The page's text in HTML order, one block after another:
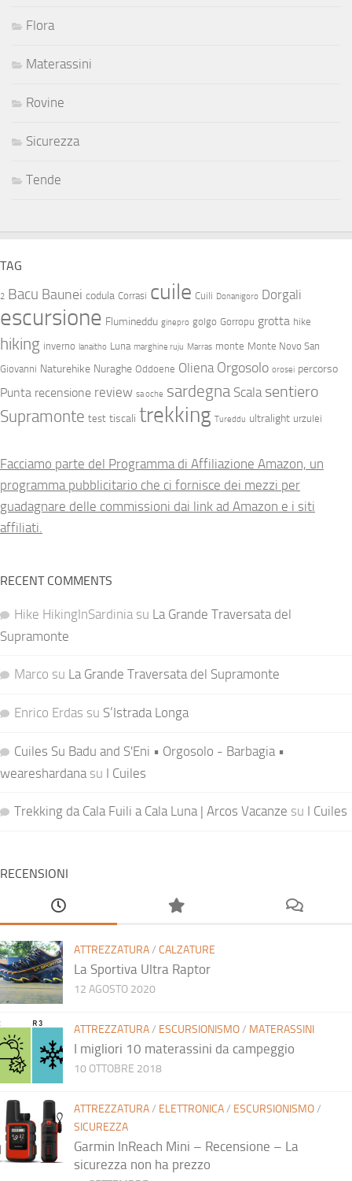
Flora
Materassini
Rovine
Sicurezza
Tende
TAG
2 Bacu Baunei codula Corrasi cuile Cuili Donanigoro Dorgali
escursione Flumineddu ginepro golgo Gorropu grotta hike
hiking inverno lanaitho Luna marghine ruju Marras monte Monte Novo San
Giovanni Naturehike Nuraghe Oddoene Oliena Orgosolo orosei percorso
Punta recensione review sa oche sardegna Scala sentiero
Supramonte test tiscali trekking Tureddu ultralight urzulei
Facciamo parte del Programma di Affiliazione Amazon, un
programma pubblicitario che ci fornisce dei mezzi per
guadagnare delle commissioni dai link ad Amazon e i siti
affiliati.
RECENT COMMENTS
Hike HikingInSardinia su La Grande Traversata del
Supramonte
Marco su La Grande Traversata del Supramonte
Enrico Erdas su S’Istrada Longa
Cuiles Su Badu and S'Eni • Orgosolo - Barbagia •
weareshardanasu I Cuiles
Trekking da Cala Fuili a Cala Luna | Arcos Vacanze su I Cuiles
RECENSIONI
ATTREZZATURA/ CALZATURE
La Sportiva Ultra Raptor
12 AGOSTO 2020
ATTREZZATURA/ ESCURSIONISMO/ MATERASSINI
I migliori 10 materassini da campeggio
10 OTTOBRE 2018
ATTREZZATURA/ ELETTRONICA/ ESCURSIONISMO/
SICUREZZA
Garmin InReach Mini – Recensione – La
sicurezza non ha prezzo